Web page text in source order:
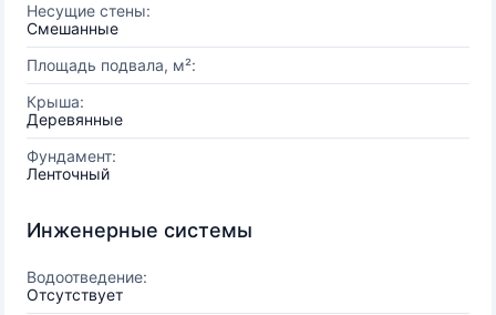
Несущие стены:
Смешанные
Площадь подвала, м²:
Крыша:
Деревянные
Фундамент:
Ленточный
Инженерные системы
Водоотведение:
Отсутствует